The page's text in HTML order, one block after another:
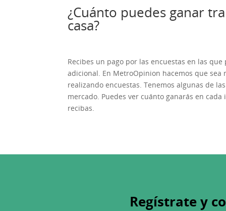
¿Cuánto puedes ganar
casa?
Recibes un pago por las encuestas en las
adicional. En MetroOpinion hacemos que sea
realizando encuestas. Tenemos algunas de
mercado. Puedes ver cuánto ganarás en
recibas.
Regístrate y